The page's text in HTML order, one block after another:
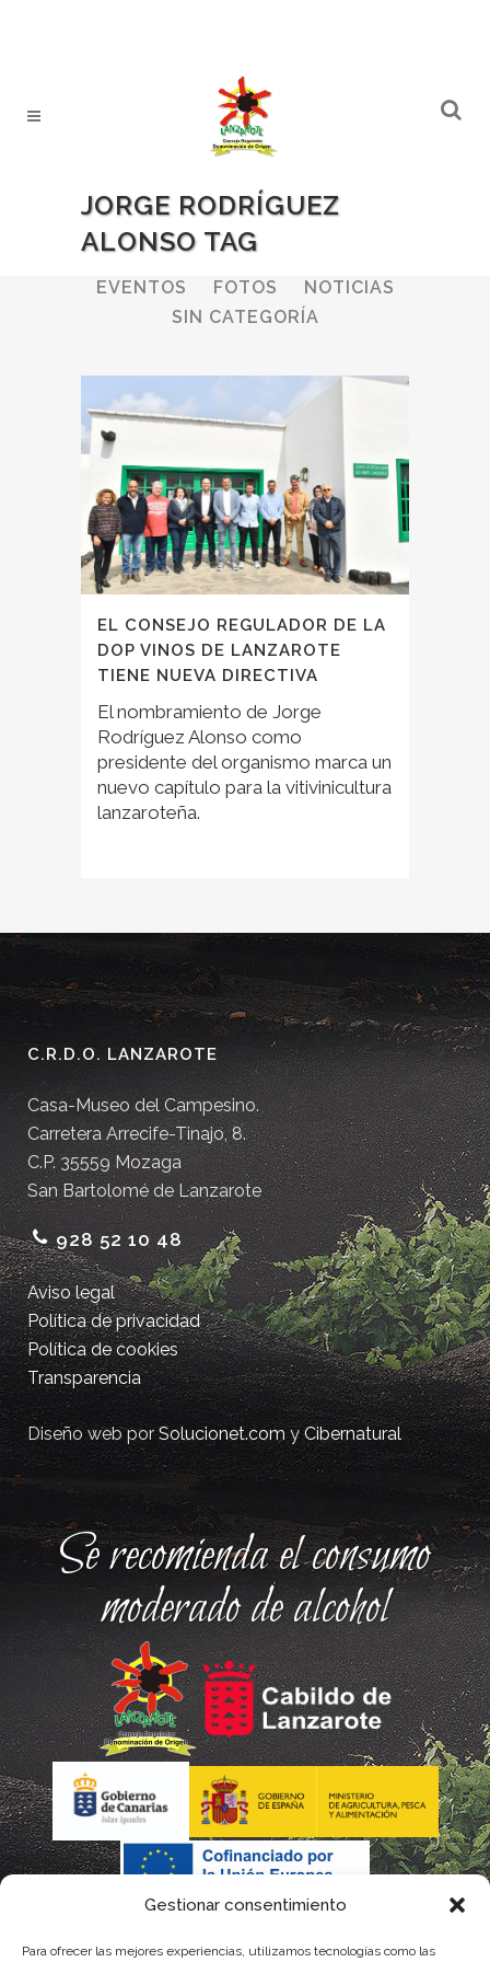
Gestionar consentimiento
Para ofrecer las mejores experiencias, utilizamos tecnologías como las
JORGE RODRÍGUEZ
ALONSO TAG
ALL BODEGAS
EVENTOS
FOTOS
NOTICIAS
SIN CATEGORÍA
EL CONSEJO REGULADOR DE LA
DOP VINOS DE LANZAROTE
TIENE NUEVA DIRECTIVA
El nombramiento de Jorge
Rodríguez Alonso como
presidente del organismo marca un
nuevo capítulo para la vitivinicultura
lanzaroteña.
C.R.D.O. LANZAROTE
Casa-Museo del Campesino.
Carretera Arrecife-Tinajo, 8.
C.P. 35559 Mozaga
San Bartolomé de Lanzarote
928 52 10 48
Aviso legal
Política de privacidad
Política de cookies
Transparencia
Diseño web porSolucionet.comyCibernatural
Se recomienda el consumo
moderado de alcohol